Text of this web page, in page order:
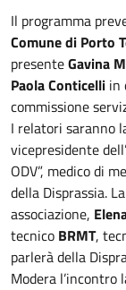
Il programma
Comune di Porto
presenteGavina
Paola Conticelli in
commissione
I relatori saranno
vicepresidente
ODV”, medico di
della Disprassia.
associazione,
tecnico BRMT,
parlerà della
Modera l’incontro